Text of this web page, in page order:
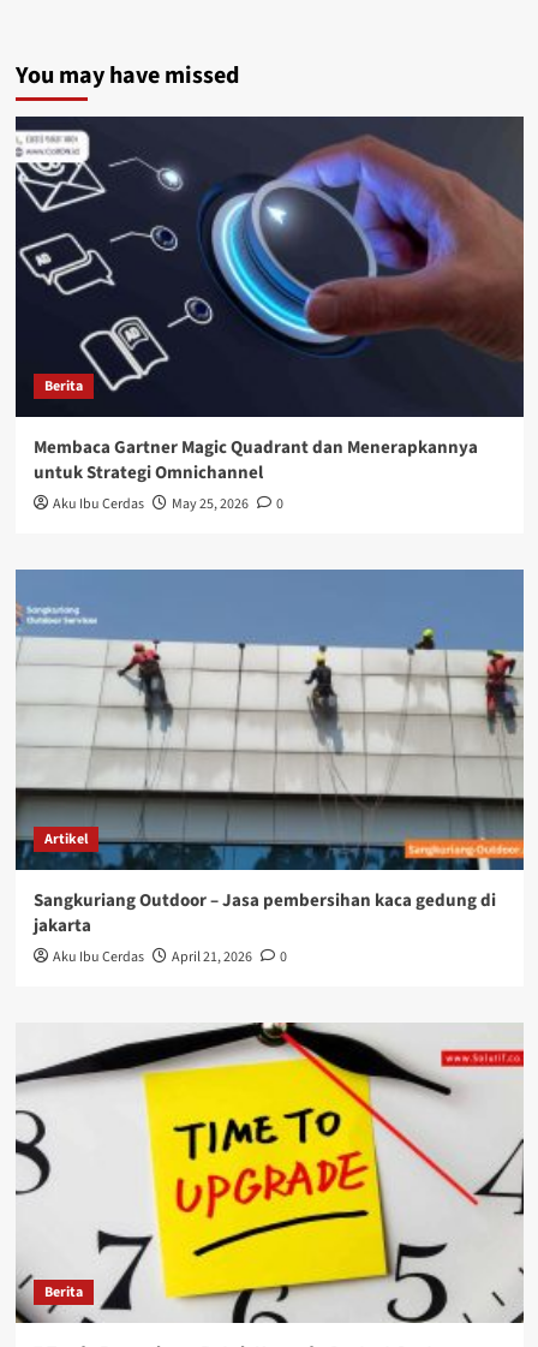
You may have missed
Berita
Membaca Gartner Magic Quadrant dan Menerapkannya
untuk Strategi Omnichannel
Aku Ibu Cerdas May 25, 2026 0
Artikel
Sangkuriang Outdoor – Jasa pembersihan kaca gedung di
jakarta
Aku Ibu Cerdas April 21, 2026 0
Berita